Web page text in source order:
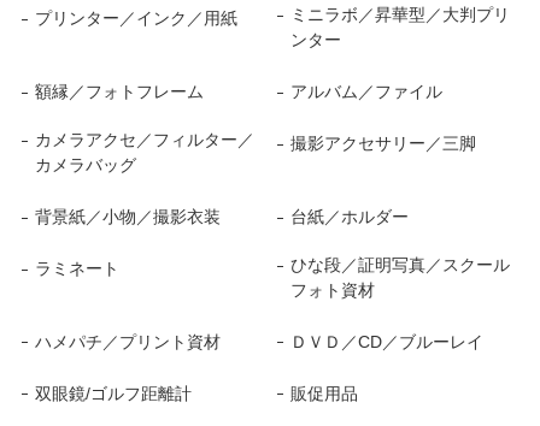
プリンター／インク／用紙
ミニラボ／昇華型／大判プリ
ンター
額縁／フォトフレーム アルバム／ファイル
カメラアクセ／フィルター／
カメラバッグ
撮影アクセサリー／三脚
背景紙／小物／撮影衣装 台紙／ホルダー
ラミネート
ひな段／証明写真／スクール
フォト資材
ハメパチ／プリント資材 ＤＶＤ／CD／ブルーレイ
双眼鏡/ゴルフ距離計 販促用品